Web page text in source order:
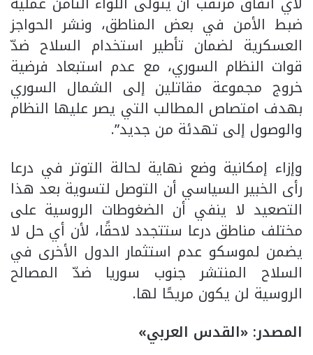
ضبط الأمن في بعض المناطق، ونشر الحواجز
العسكرية لضمان تأطير استخدام السلاح ضدّ
قوات النظام السوري، مع عدم استبعاد فرضية
خروج مجموعة مقاتلين إلى الشمال السوري
بهدف امتصاص المطالب التي يصر عليها النظام
والوصول إلى تهدئة من جديد”.
وإزاء إمكانية وضع نهاية لحالة التوتر في درعا
رأى الخبير السياسي أن التوصل لتسوية بعد هذا
التصعيد لا ينفي أن الضغوطات الروسية على
مختلف مناطق درعا ستتجدد لاحقًا، لأن أي حل لا
يضمن لموسكو عدم استثمار الدول الأخرى في
السلاح المنتشر جنوب سوريا ضدّ المصالح
الروسية لن يكون مريحًا لها.
المصدر: «القدس العربي»